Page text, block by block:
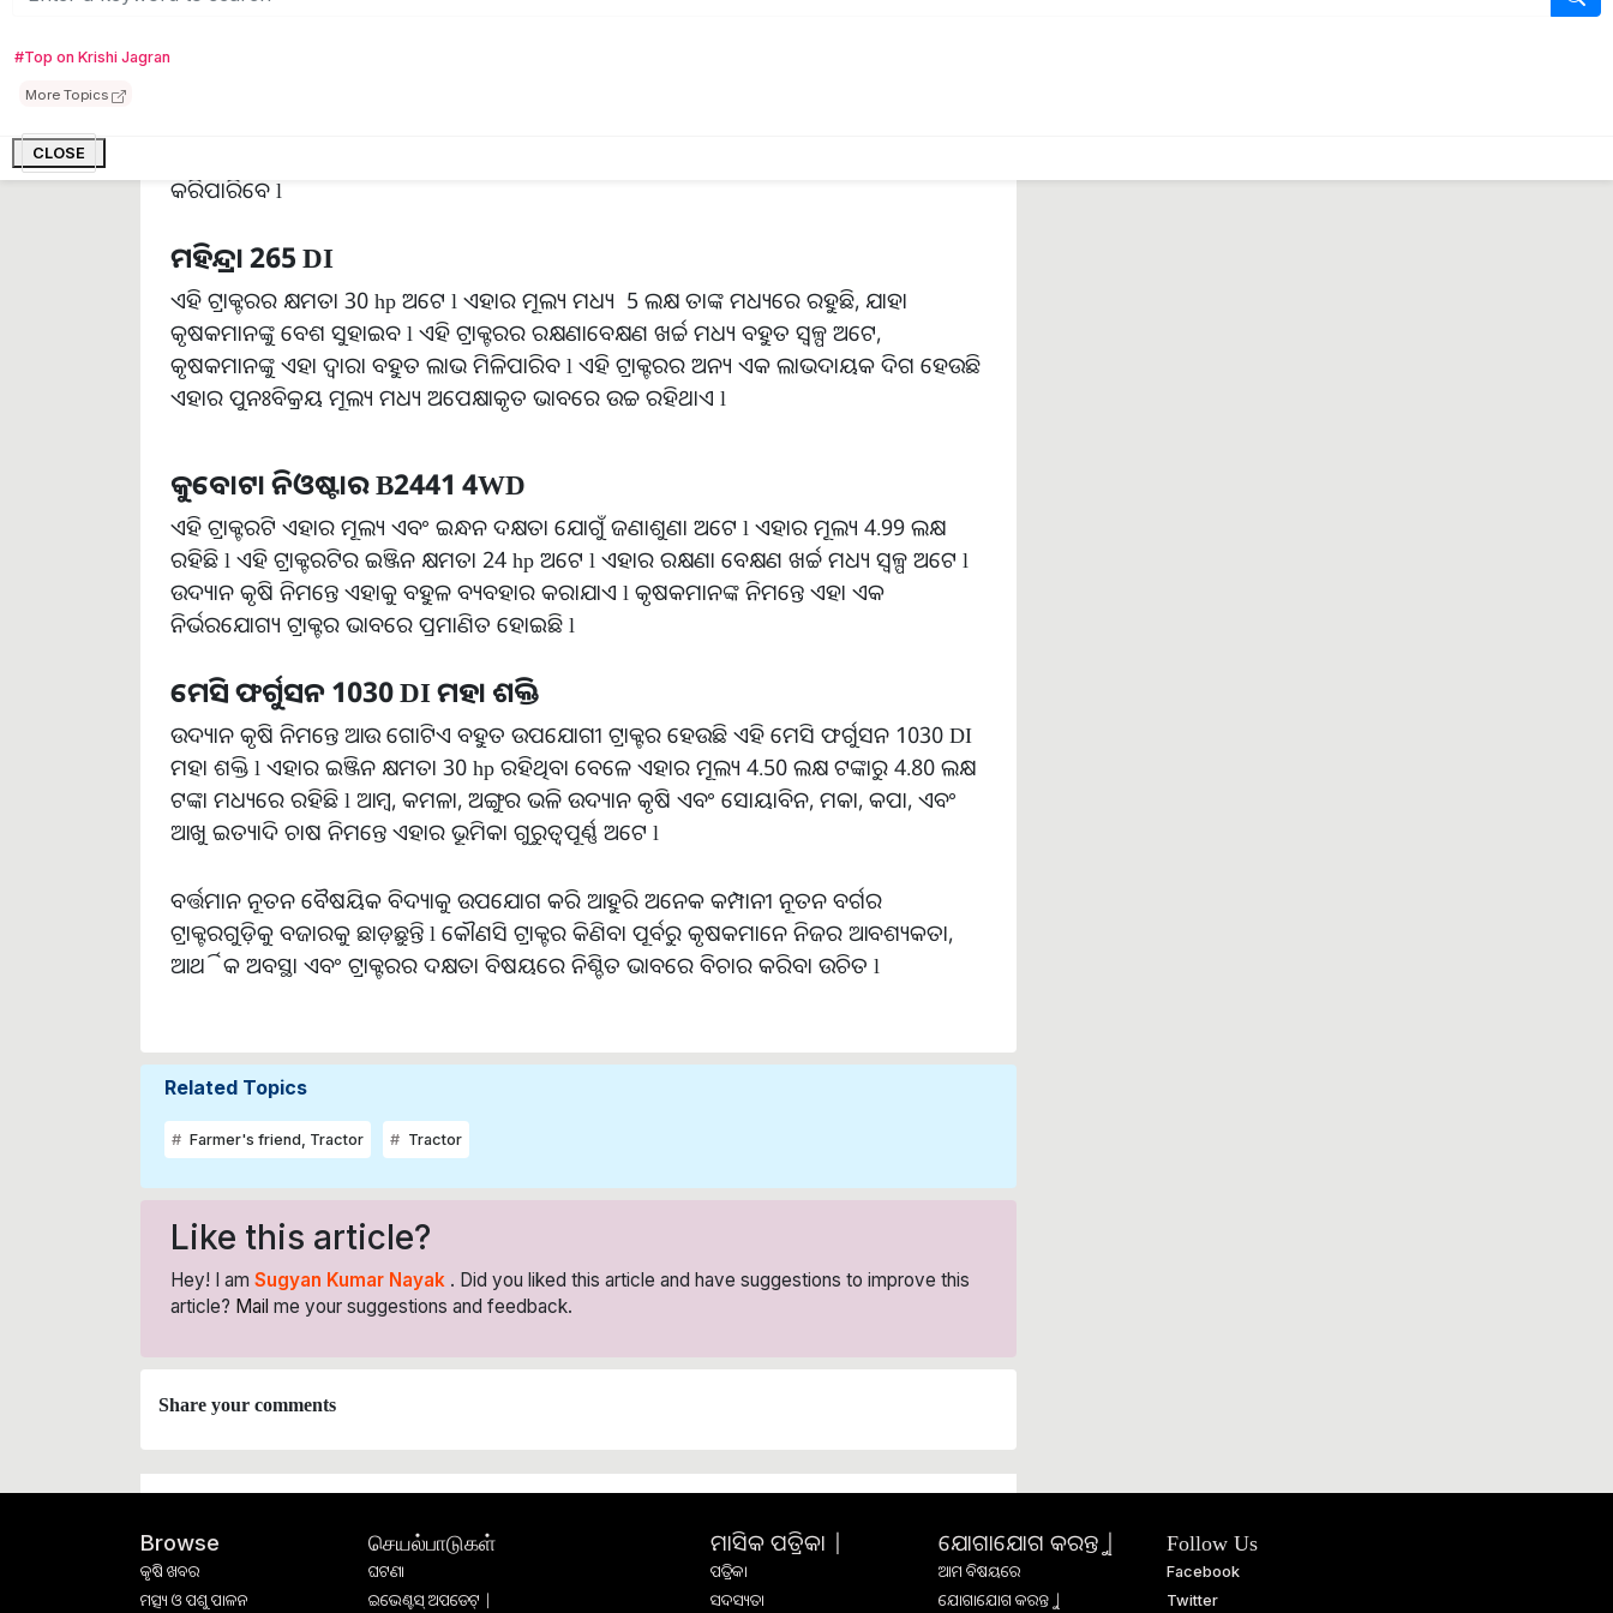
#Top on Krishi Jagran
More Topics
CLOSE
କରିପାରିବେ l
ମହିନ୍ଦ୍ରା265 DI
ଏହି ଟ୍ରାକ୍ଟରର କ୍ଷମତା 30 hp ଅଟେ l ଏହାର ମୂଲ୍ୟ ମଧ୍ୟ 5 ଲକ୍ଷ ତାଙ୍କ ମଧ୍ୟରେ ରହୁଛି, ଯାହା
କୃଷକମାନଙ୍କୁ ବେଶ ସୁହାଇବ l ଏହି ଟ୍ରାକ୍ଟରର ରକ୍ଷଣାବେକ୍ଷଣ ଖର୍ଚ୍ଚ ମଧ୍ୟ ବହୁତ ସ୍ୱଳ୍ପ ଅଟେ,
କୃଷକମାନଙ୍କୁ ଏହା ଦ୍ୱାରା ବହୁତ ଲାଭ ମିଳିପାରିବ l ଏହି ଟ୍ରାକ୍ଟରର ଅନ୍ୟ ଏକ ଲାଭଦାୟକ ଦିଗ ହେଉଛି
ଏହାର ପୁନଃବିକ୍ରୟ ମୂଲ୍ୟ ମଧ୍ୟ ଅପେକ୍ଷାକୃତ ଭାବରେ ଉଚ୍ଚ ରହିଥାଏ l
କୁବୋଟାନିଓଷ୍ଟାରB2441 4WD
ଏହି ଟ୍ରାକ୍ଟରଟି ଏହାର ମୂଲ୍ୟ ଏବଂ ଇନ୍ଧନ ଦକ୍ଷତା ଯୋଗୁଁ ଜଣାଶୁଣା ଅଟେ l ଏହାର ମୂଲ୍ୟ 4.99 ଲକ୍ଷ
ରହିଛି l ଏହି ଟ୍ରାକ୍ଟରଟିର ଇଞ୍ଜିନ କ୍ଷମତା 24 hp ଅଟେ l ଏହାର ରକ୍ଷଣା ବେକ୍ଷଣ ଖର୍ଚ୍ଚ ମଧ୍ୟ ସ୍ୱଳ୍ପ ଅଟେ l
ଉଦ୍ୟାନ କୃଷି ନିମନ୍ତେ ଏହାକୁ ବହୁଳ ବ୍ୟବହାର କରାଯାଏ l କୃଷକମାନଙ୍କ ନିମନ୍ତେ ଏହା ଏକ
ନିର୍ଭରଯୋଗ୍ୟ ଟ୍ରାକ୍ଟର ଭାବରେ ପ୍ରମାଣିତ ହୋଇଛି l
ମେସିଫର୍ଗୁସନ1030 DIମହା ଶକ୍ତି
ଉଦ୍ୟାନ କୃଷି ନିମନ୍ତେ ଆଉ ଗୋଟିଏ ବହୁତ ଉପଯୋଗୀ ଟ୍ରାକ୍ଟର ହେଉଛି ଏହି ମେସି ଫର୍ଗୁସନ 1030 DI
ମହା ଶକ୍ତି l ଏହାର ଇଞ୍ଜିନ କ୍ଷମତା 30 hp ରହିଥିବା ବେଳେ ଏହାର ମୂଲ୍ୟ 4.50 ଲକ୍ଷ ଟଙ୍କାରୁ 4.80 ଲକ୍ଷ
ଟଙ୍କା ମଧ୍ୟରେ ରହିଛି l ଆମ୍ବ, କମଳା, ଅଙ୍ଗୁର ଭଳି ଉଦ୍ୟାନ କୃଷି ଏବଂ ସୋୟାବିନ, ମକା, କପା, ଏବଂ
ଆଖୁ ଇତ୍ୟାଦି ଚାଷ ନିମନ୍ତେ ଏହାର ଭୂମିକା ଗୁରୁତ୍ୱପୂର୍ଣ୍ଣ ଅଟେ l
ବର୍ତ୍ତମାନ ନୂତନ ବୈଷୟିକ ବିଦ୍ୟାକୁ ଉପଯୋଗ କରି ଆହୁରି ଅନେକ କମ୍ପାନୀ ନୂତନ ବର୍ଗର
ଟ୍ରାକ୍ଟରଗୁଡ଼ିକୁ ବଜାରକୁ ଛାଡ଼ୁଛନ୍ତି l କୌଣସି ଟ୍ରାକ୍ଟର କିଣିବା ପୂର୍ବରୁ କୃଷକମାନେ ନିଜର ଆବଶ୍ୟକତା,
ଆର୍ଥିକ ଅବସ୍ଥା ଏବଂ ଟ୍ରାକ୍ଟରର ଦକ୍ଷତା ବିଷୟରେ ନିଶ୍ଚିତ ଭାବରେ ବିଚାର କରିବା ଉଚିତ l
Related Topics
Farmer's friend, Tractor Tractor
Like this article?
Hey! I am Sugyan Kumar Nayak . Did you liked this article and have suggestions to improve this
article? Mail me your suggestions and feedback.
Share your comments
Browse
କୃଷି ଖବର
ମତ୍ସ୍ୟ ଓ ପଶୁ ପାଳନ
செயல்பாடுகள்
ଘଟଣା
ଇଭେଣ୍ଟସ୍ ଅପଡେଟ୍ |
ମାସିକ ପତ୍ରିକା |
ପତ୍ରିକା
ସଦସ୍ୟତା
ଯୋଗାଯୋଗ କରନ୍ତୁ |
ଆମ ବିଷୟରେ
ଯୋଗାଯୋଗ କରନ୍ତୁ |
Follow Us
Facebook
Twitter